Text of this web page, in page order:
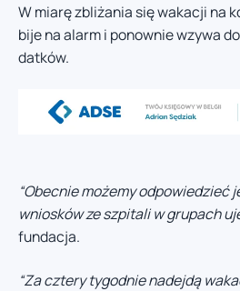
W miarę zbliżania się wakacji na
bije na alarm i ponownie wzywa
datków.
“Obecnie możemy odpowiedzieć
wniosków ze szpitali w grupach
fundacja.
“Za cztery tygodnie nadejdą